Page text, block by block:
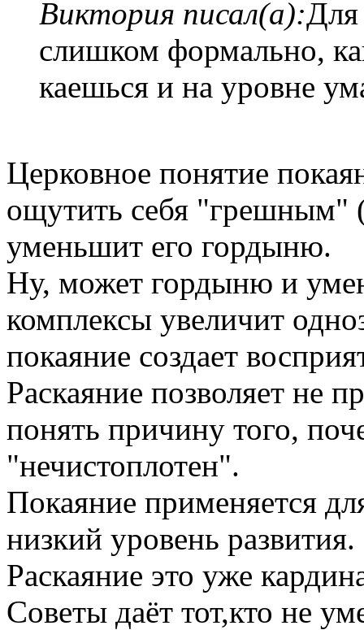
Виктория писал(а):Для
слишком формально,
каешься и на уровне
Церковное понятие
ощутить себя "грешным"
уменьшит его гордыню.
Ну, может гордыню и
комплексы увеличит
покаяние создает
Раскаяние позволяет не
понять причину того,
"нечистоплотен".
Покаяние применяется
низкий уровень развития.
Раскаяние это уже
Советы даёт тот,кто не